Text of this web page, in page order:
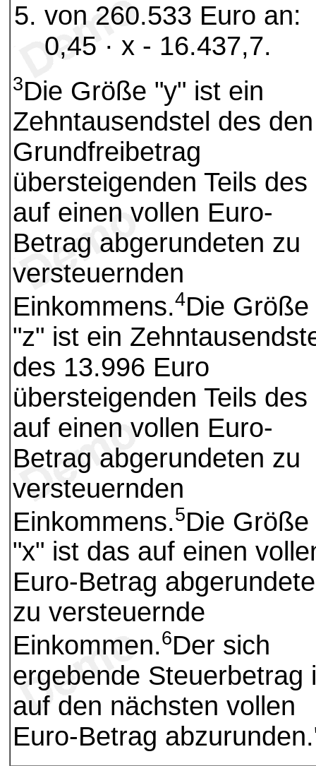
von 260.533 Euro an:
0,45 · x - 16.437,7.
3Die Größe "y" ist ein
Zehntausendstel des den
Grundfreibetrag
übersteigenden Teils des
auf einen vollen Euro-
Betrag abgerundeten zu
versteuernden
Einkommens.4Die Größe
"z" ist ein
des 13.996 Euro
übersteigenden Teils des
auf einen vollen Euro-
Betrag abgerundeten zu
versteuernden
Einkommens.5Die Größe
"x" ist das auf einen
Euro-Betrag abgerundete
zu versteuernde
Einkommen.6Der sich
ergebende Steuerbetrag
auf den nächsten vollen
Euro-Betrag